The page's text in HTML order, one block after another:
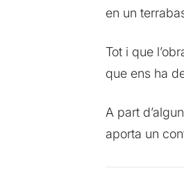
en un
Tot i que
que ens ha
A part
aporta un